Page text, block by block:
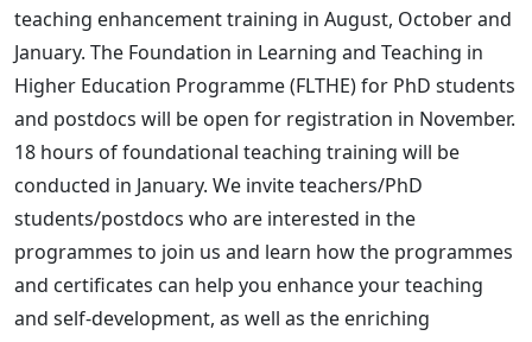
teaching enhancement training in August, October and
January. The Foundation in Learning and Teaching in
Higher Education Programme (FLTHE) for PhD students
and postdocs will be open for registration in November.
18 hours of foundational teaching training will be
conducted in January. We invite teachers/PhD
students/postdocs who are interested in the
programmes to join us and learn how the programmes
and certificates can help you enhance your teaching
and self-development, as well as the enriching